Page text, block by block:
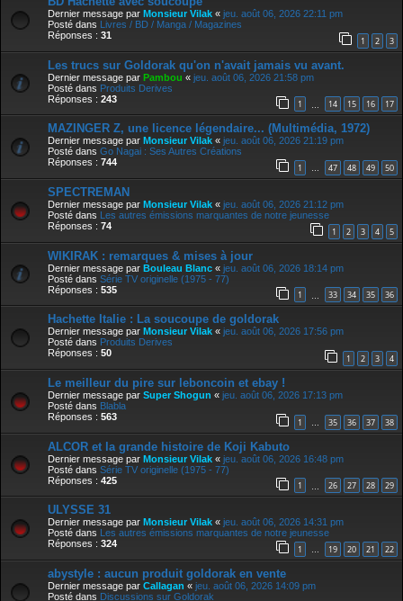
Dernier message par Monsieur Vilak « jeu. août 06, 2026 22:11 pm
Posté dans Livres / BD / Manga / Magazines
Réponses : 31 1 2 3
Les trucs sur Goldorak qu'on n'avait jamais vu avant.
Dernier message par Pambou « jeu. août 06, 2026 21:58 pm
Posté dans Produits Derives
Réponses : 243 1 14 15 16 17
MAZINGER Z, une licence légendaire... (Multimédia, 1972)
Dernier message par Monsieur Vilak « jeu. août 06, 2026 21:19 pm
Posté dans Go Nagai : Ses Autres Créations
Réponses : 744 1 … 47 48 49 50
SPECTREMAN
Dernier message par Monsieur Vilak « jeu. août 06, 2026 21:12 pm
Posté dans Les autres émissions marquantes de notre jeunesse
Réponses : 74 1 2 3 4 5
WIKIRAK : remarques & mises à jour
Dernier message par Bouleau Blanc « jeu. août 06, 2026 18:14 pm
Posté dans Série TV originelle (1975 - 77)
Réponses : 535 1 33 34 35 36
Hachette Italie : La soucoupe de goldorak
Dernier message par Monsieur Vilak « jeu. août 06, 2026 17:56 pm
Posté dans Produits Derives
Réponses : 50 1 2 3 4
Le meilleur du pire sur leboncoin et ebay !
Dernier message par Super Shogun « jeu. août 06, 2026 17:13 pm
Posté dans Blabla
Réponses : 563 1 … 35 36 37 38
ALCOR et la grande histoire de Koji Kabuto
Dernier message par Monsieur Vilak « jeu. août 06, 2026 16:48 pm
Posté dans Série TV originelle (1975 - 77)
Réponses : 425 1 26 27 28 29
ULYSSE 31
Dernier message par Monsieur Vilak « jeu. août 06, 2026 14:31 pm
Posté dans
Les autres émissions marquantes de notre jeunesse
Réponses : 324 1 … 19 20 21 22
abystyle : aucun produit goldorak en vente
Dernier message par Callagan « jeu. août 06, 2026 14:09 pm
Posté dans Discussions sur Goldorak